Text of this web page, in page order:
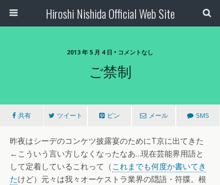
Hiroshi Nishida Official Web Site
2013 年 5 月 4 日 • コメントなし
ご禁制
共有 ツイート ピン メール SMS
昨夜はシーデのコンケツ披露宴のためにT京に出てきた
←こういう言い方しなくなったなあ…現在芸能界用語と
して定着しているこれって（これまでも何度か書いてき
たけど）元々は我々オーケストラ業界の隠語・符牒。根